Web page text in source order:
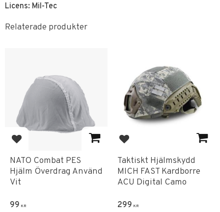
Licens: Mil-Tec
Relaterade produkter
Lägg till i favoriter
NATO Combat PES
Hjälm Överdrag Använd
Vit
99 KR
Lägg till i favoriter
Taktiskt Hjälmskydd
MICH FAST Kardborre
ACU Digital Camo
299 KR